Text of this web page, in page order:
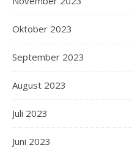
Oktober 2023
September 2023
August 2023
Juli 2023
Juni 2023